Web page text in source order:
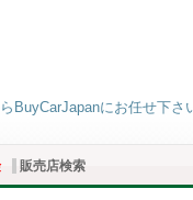
BuyCarJapanにお任せ下さ
販売店検索